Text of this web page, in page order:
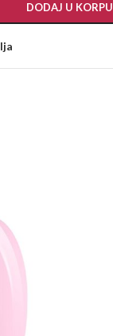
DODAJ U KORPU